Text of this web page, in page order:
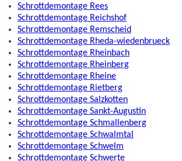
Schrottdemontage Rees
Schrottdemontage Reichshof
Schrottdemontage Remscheid
Schrottdemontage Rheda-wiedenbrueck
Schrottdemontage Rheinbach
Schrottdemontage Rheinberg
Schrottdemontage Rheine
Schrottdemontage Rietberg
Schrottdemontage Salzkotten
Schrottdemontage Sankt-Augustin
Schrottdemontage Schmallenberg
Schrottdemontage Schwalmtal
Schrottdemontage Schwelm
Schrottdemontage Schwerte